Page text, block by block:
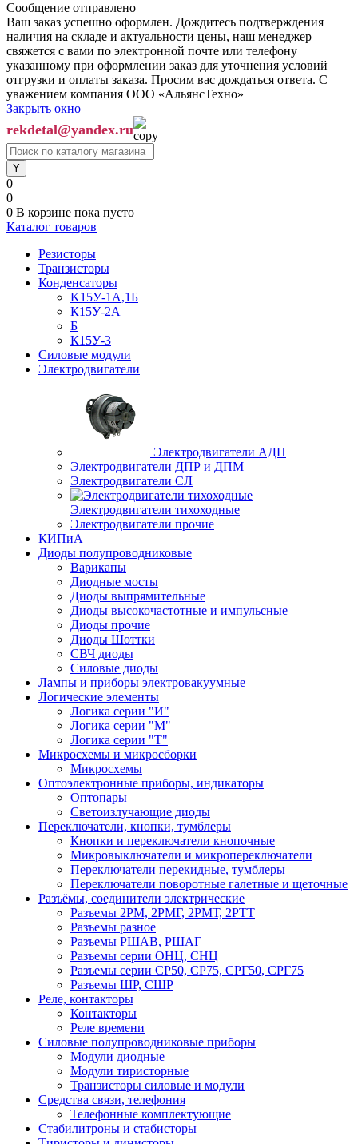
Сообщение отправлено
Ваш заказ успешно оформлен. Дождитесь подтверждения
наличия на складе и актуальности цены, наш менеджер
свяжется с вами по электронной почте или телефону
указанному при оформлении заказ для уточнения условий
отгрузки и оплаты заказа. Просим вас дождаться ответа. С
уважением компания ООО «АльянсТехно»
Закрыть окно
rekdetal@yandex.ru
0
0
0 В корзине пока пусто
Каталог товаров
Резисторы
Транзисторы
Конденсаторы
K15У-1А,1Б
К15У-2А
Б
К15У-3
Силовые модули
Электродвигатели
Электродвигатели АДП
Электродвигатели ДПР и ДПМ
Электродвигатели СЛ
Электродвигатели тихоходные
Электродвигатели прочие
КИПиА
Диоды полупроводниковые
Варикапы
Диодные мосты
Диоды выпрямительные
Диоды высокочастотные и импульсные
Диоды прочие
Диоды Шоттки
СВЧ диоды
Силовые диоды
Лампы и приборы электровакуумные
Логические элементы
Логика серии "И"
Логика серии "М"
Логика серии "Т"
Микросхемы и микросборки
Микросхемы
Оптоэлектронные приборы, индикаторы
Оптопары
Светоизлучающие диоды
Переключатели, кнопки, тумблеры
Кнопки и переключатели кнопочные
Микровыключатели и микропереключатели
Переключатели перекидные, тумблеры
Переключатели поворотные галетные и щеточные
Разъёмы, соединители электрические
Разъемы 2РМ, 2РМГ, 2РМТ, 2РТТ
Разъемы разное
Разъемы РШАВ, РШАГ
Разъемы серии ОНЦ, СНЦ
Разъемы серии СР50, СР75, СРГ50, СРГ75
Разъемы ШР, СШР
Реле, контакторы
Контакторы
Реле времени
Силовые полупроводниковые приборы
Модули диодные
Модули тиристорные
Транзисторы силовые и модули
Средства связи, телефония
Телефонные комплектующие
Стабилитроны и стабисторы